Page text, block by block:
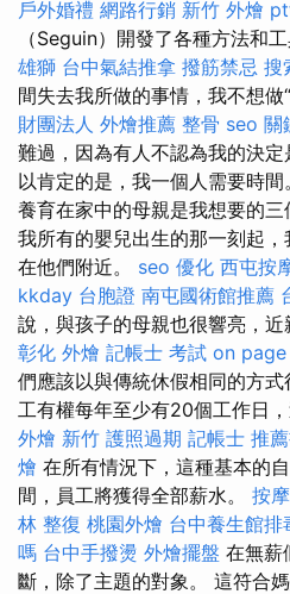
戶外婚禮 網路行銷 新竹 外燴
（Seguin）開發了各種方法和
雄獅 台中氣結推拿 撥筋禁忌 搜
間失去我所做的事情，我不想做
財團法人 外燴推薦 整骨 seo 關
難過，因為有人不認為我的決
以肯定的是，我一個人需要時間
養育在家中的母親是我想要的三
我所有的嬰兒出生的那一刻起
在他們附近。 seo 優化 西屯按
kkday 台胞證 南屯國術館推薦
說，與孩子的母親也很響亮，近
彰化 外燴 記帳士 考試 on page
們應該以與傳統休假相同的方
工有權每年至少有20個工作日，
外燴 新竹 護照過期 記帳士 推
燴 在所有情況下，這種基本的
間，員工將獲得全部薪水。 按摩
林 整復 桃園外燴 台中養生館排
嗎 台中手撥燙 外燴擺盤 在無薪
斷，除了主題的對象。 這符合